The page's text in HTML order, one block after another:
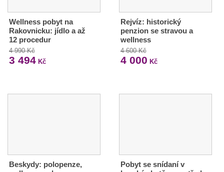
Wellness pobyt na
Rakovnicku: jídlo a až
12 procedur
4 990 Kč
3 494 Kč
Rejvíz: historický
penzion se stravou a
wellness
4 600 Kč
4 000 Kč
Beskydy: polopenze,
Pobyt se snídaní v